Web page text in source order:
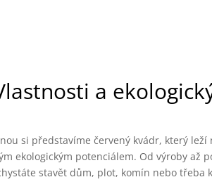
a
si představíme červený kvádr, který
ekologickým potenciálem. Od výroby až
stavět dům, plot, komín nebo